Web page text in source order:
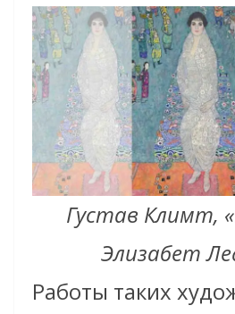
Густав Климт,
Элизабет
Работы таких